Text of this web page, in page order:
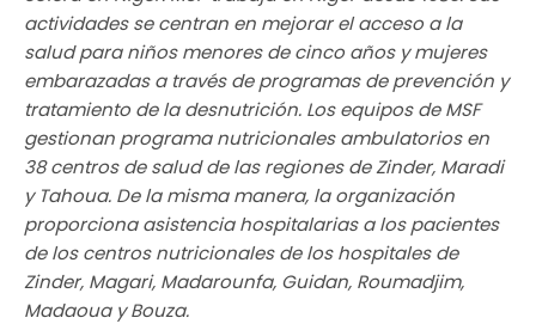
actividades se centran en mejorar el acceso a la
salud para niños menores de cinco años y mujeres
embarazadas a través de programas de prevención y
tratamiento de la desnutrición. Los equipos de MSF
gestionan programa nutricionales ambulatorios en
38 centros de salud de las regiones de Zinder, Maradi
y Tahoua. De la misma manera, la organización
proporciona asistencia hospitalarias a los pacientes
de los centros nutricionales de los hospitales de
Zinder, Magari, Madarounfa, Guidan, Roumadjim,
Madaoua y Bouza.